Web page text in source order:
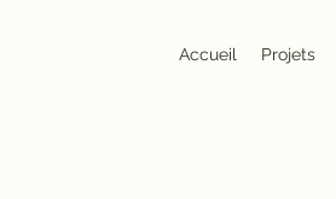
Accueil Projets